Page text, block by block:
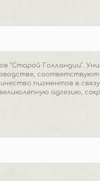
"Старой Голландии".
соответствуют
пигментов в
адгезию,